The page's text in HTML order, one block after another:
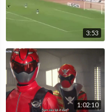
3:53
1:02:10